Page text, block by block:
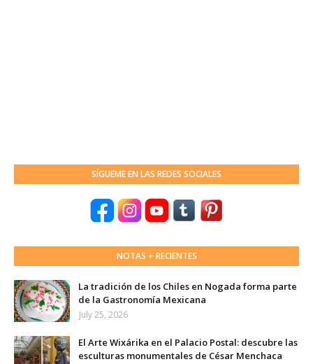
SÍGUEME EN LAS REDES SOCIALES
NOTAS + RECIENTES
La tradición de los Chiles en Nogada forma parte
de la Gastronomía Mexicana
July 25, 2026
El Arte Wixárika en el Palacio Postal: descubre las
esculturas monumentales de César Menchaca